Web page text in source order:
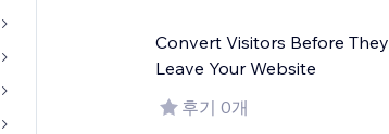
Convert Visitors Before They
Leave Your Website
후기 0개